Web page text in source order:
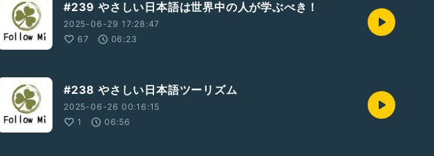
#239 やさしい日本語は世界中の人が学ぶべき！
2025-06-29 17:28:47
67
06:23
#238 やさしい日本語ツーリズム
2025-06-26 00:16:15
1
06:56